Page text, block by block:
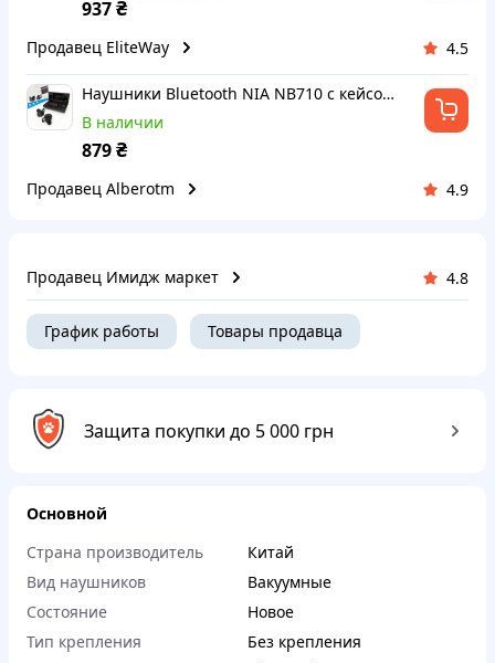
937₴
Продавец EliteWay 4.5
Наушники Bluetooth NIA NB710 с кейсом черные беспроводные, Наушники для тренировок сенсорные беспроводные
В наличии
879₴
Продавец Alberotm 4.9
Продавец Имидж маркет 4.8
График работы Товары продавца
Защита покупки до 5 000 грн
Основной
Страна производитель
Китай
Вид наушников
Вакуумные
Состояние
Новое
Тип крепления
Без крепления